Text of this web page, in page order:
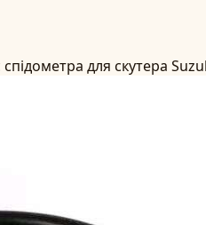
спідометра для скутера